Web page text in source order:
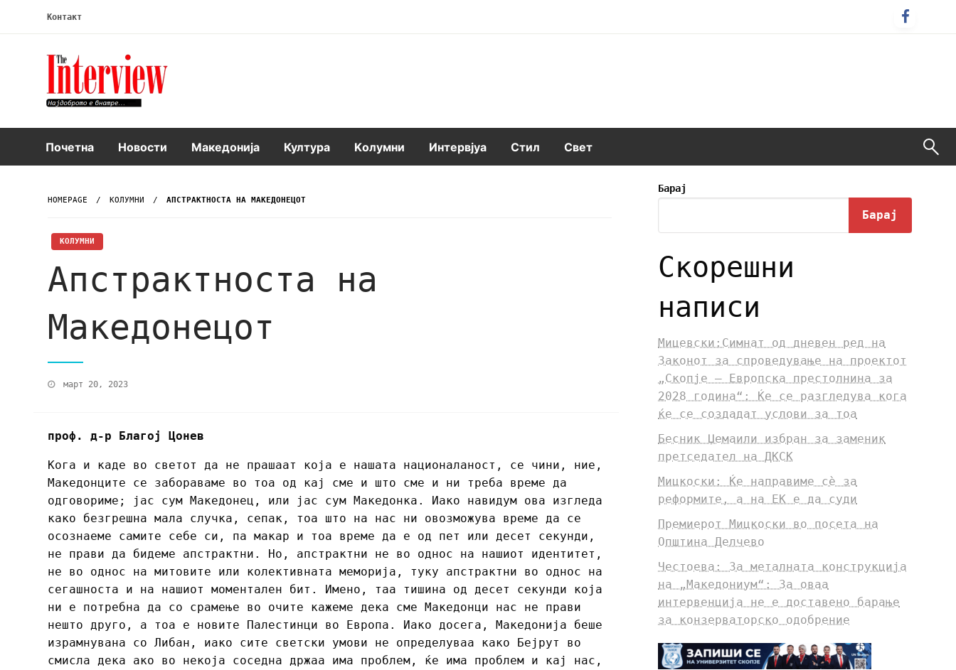
Контакт
Интервју
Почетна Новости Македонија Култура Kолумни Интервјуа Стил Свет
HOMEPAGE KОЛУМНИ АПСТРАКТНОСТА НА МАКЕДОНЕЦОТ
KОЛУМНИ
Апстрактноста на
Македонецот
март 20, 2023
проф. д-р Благој Цонев
Кога и каде во светот да не прашаат која е нашата националаност, се чини, ние,
Македонците се забораваме во тоа од кај сме и што сме и ни треба време да
одговориме; јас сум Македонец, или јас сум Македонка. Иако навидум ова изгледа
како безгрешна мала случка, сепак, тоа што на нас ни овозможува време да се
осознаеме самите себе си, па макар и тоа време да е од пет или десет секунди,
не прави да бидеме апстрактни. Но, апстрактни не во однос на нашиот идентитет,
не во однос на митовите или колективната меморија, туку апстрактни во однос на
сегашноста и на нашиот моментален бит. Имено, таа тишина од десет секунди која
ни е потребна да со срамење во очите кажеме дека сме Македонци нас не прави
нешто друго, а тоа е новите Палестинци во Европа. Иако досега, Македонија беше
израмнувана со Либан, иако сите светски умови не определуваа како Бејрут во
смисла дека ако во некоја соседна држаа има проблем, ќе има проблем и кај нас,
Барај
Барај
Скорешни
написи
Мицевски:Симнат од дневен ред на
Законот за спроведување на проектот
„Скопје – Европска престолнина за
2028 година“: Ќе се разгледува кога
ќе се создадат услови за тоа
Бесник Џемаили избран за заменик
претседател на ДКСК
Мицкоски: Ќе направиме сè за
реформите, а на ЕК е да суди
Премиерот Мицкоски во посета на
Општина Делчево
Честоева: За металната конструкција
на „Македониум“: За оваа
интервенција не е доставено барање
за конзерваторско одобрение